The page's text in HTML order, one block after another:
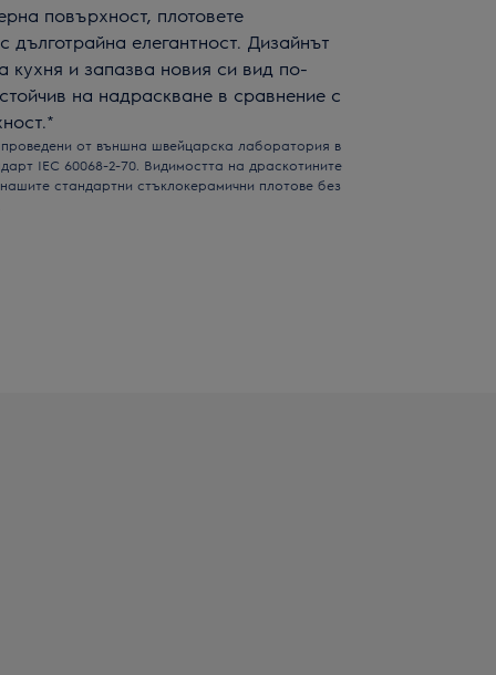
повърхност, плотовете
дълготрайна елегантност. Дизайнът
кухня и запазва новия си вид по-
на надраскване в сравнение с
от външна швейцарска лаборатория в
IEC 60068-2-70. Видимостта на драскотините
стандартни стъклокерамични плотове без